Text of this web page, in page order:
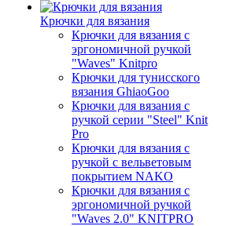
Крючки для вязания
Крючки для вязания с
эргономичной ручкой
"Waves" Knitpro
Крючки для тунисского
вязания GhiaoGoo
Крючки для вязания с
ручкой серии "Steel" Knit
Pro
Крючки для вязания с
ручкой с вельветовым
покрытием NAKO
Крючки для вязания с
эргономичной ручкой
"Waves 2.0" KNITPRO